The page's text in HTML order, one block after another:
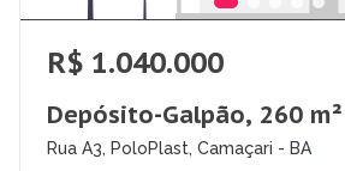
R$ 1.040.000
Depósito-Galpão, 260 m²
Rua A3, PoloPlast, Camaçari - BA